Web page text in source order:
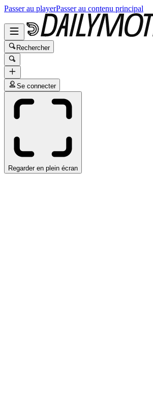
Passer au playerPasser au contenu principal
Rechercher
Se connecter
Regarder en plein écran